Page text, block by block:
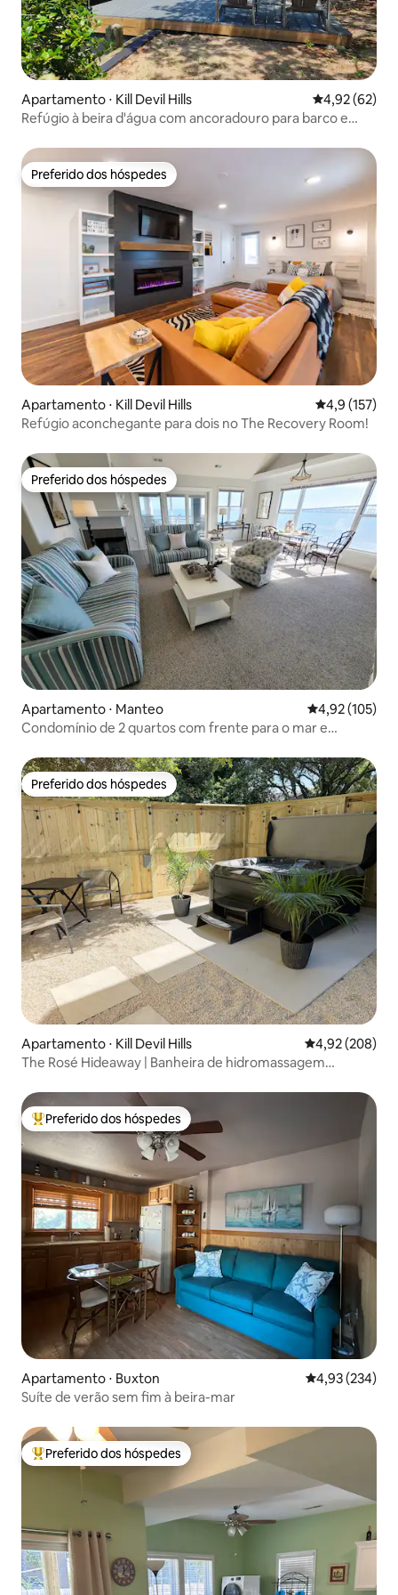
Apartamento ⋅ Kill Devil Hills 4,92 de uma
4,92 (62)
Refúgio à beira d'água com ancoradouro para barco e
Preferido dos hóspedes
Preferido dos hóspedes
Apartamento ⋅ Kill Devil Hills 4,9 de uma
4,9 (157)
Refúgio aconchegante para dois no The Recovery Room!
Preferido dos hóspedes
Preferido dos hóspedes
Apartamento ⋅ Manteo 4,92 de uma
4,92 (105)
Condomínio de 2 quartos com frente para o mar e
Preferido dos hóspedes
Preferido dos hóspedes
Apartamento ⋅ Kill Devil Hills 4,92 de uma
4,92 (208)
The Rosé Hideaway | Banheira de hidromassagem
Entre os melhores preferidos dos hóspedes
Preferido dos hóspedes
Apartamento ⋅ Buxton 4,93 de uma
4,93 (234)
Suíte de verão sem fim à beira-mar
Entre os melhores preferidos dos hóspedes
Preferido dos hóspedes